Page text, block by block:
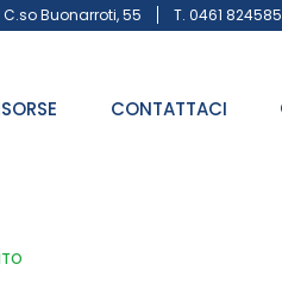
C.so Buonarroti, 55 T. 0461 824585
CONTATTACI